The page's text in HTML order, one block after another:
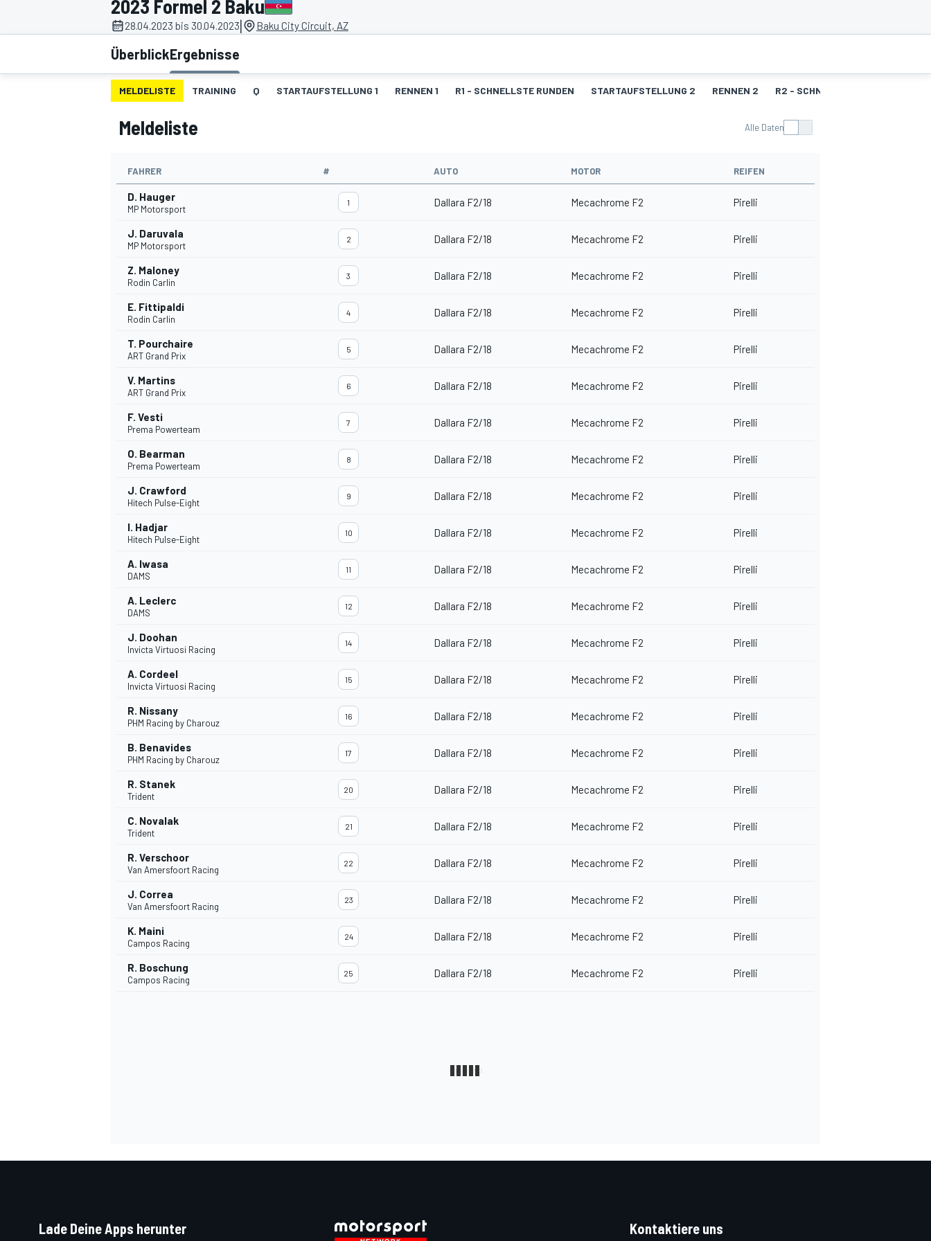
MOTOGP
DTM
2023 Formel 2 Baku
28.04.2023 bis 30.04.2023| Baku City Circuit, AZ
ÜberblickErgebnisse
MELDELISTE TRAINING Q STARTAUFSTELLUNG 1 RENNEN 1 R1 - SCHNELLSTE RUNDEN STARTAUFSTELLUNG 2 RENNEN 2 R2 - SCHNELLSTE RUNDEN
Meldeliste Alle Daten
FAHRER # AUTO MOTOR REIFEN
D. Hauger
MP Motorsport
1 Dallara F2/18 Mecachrome F2 Pirelli
J. Daruvala
MP Motorsport
2 Dallara F2/18 Mecachrome F2 Pirelli
Z. Maloney
Rodin Carlin
3 Dallara F2/18 Mecachrome F2 Pirelli
E. Fittipaldi
Rodin Carlin
4 Dallara F2/18 Mecachrome F2 Pirelli
T. Pourchaire
ART Grand Prix
5 Dallara F2/18 Mecachrome F2 Pirelli
V. Martins
ART Grand Prix
6 Dallara F2/18 Mecachrome F2 Pirelli
F. Vesti
Prema Powerteam
7 Dallara F2/18 Mecachrome F2 Pirelli
O. Bearman
Prema Powerteam
8 Dallara F2/18 Mecachrome F2 Pirelli
J. Crawford
Hitech Pulse-Eight
9 Dallara F2/18 Mecachrome F2 Pirelli
I. Hadjar
Hitech Pulse-Eight
10 Dallara F2/18 Mecachrome F2 Pirelli
A. Iwasa
DAMS
11 Dallara F2/18 Mecachrome F2 Pirelli
A. Leclerc
DAMS
12 Dallara F2/18 Mecachrome F2 Pirelli
J. Doohan
Invicta Virtuosi Racing
14 Dallara F2/18 Mecachrome F2 Pirelli
A. Cordeel
Invicta Virtuosi Racing
15 Dallara F2/18 Mecachrome F2 Pirelli
R. Nissany
PHM Racing by Charouz
16 Dallara F2/18 Mecachrome F2 Pirelli
B. Benavides
PHM Racing by Charouz
17 Dallara F2/18 Mecachrome F2 Pirelli
R. Stanek
Trident
20 Dallara F2/18 Mecachrome F2 Pirelli
C. Novalak
Trident
21 Dallara F2/18 Mecachrome F2 Pirelli
R. Verschoor
Van Amersfoort Racing
22 Dallara F2/18 Mecachrome F2 Pirelli
J. Correa
Van Amersfoort Racing
23 Dallara F2/18 Mecachrome F2 Pirelli
K. Maini
Campos Racing
24 Dallara F2/18 Mecachrome F2 Pirelli
R. Boschung
Campos Racing
25 Dallara F2/18 Mecachrome F2 Pirelli
Lade Deine Apps herunter Kontaktiere uns